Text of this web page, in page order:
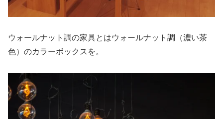
ウォールナット調の家具とはウォールナット調（濃い茶
色）のカラーボックスを。